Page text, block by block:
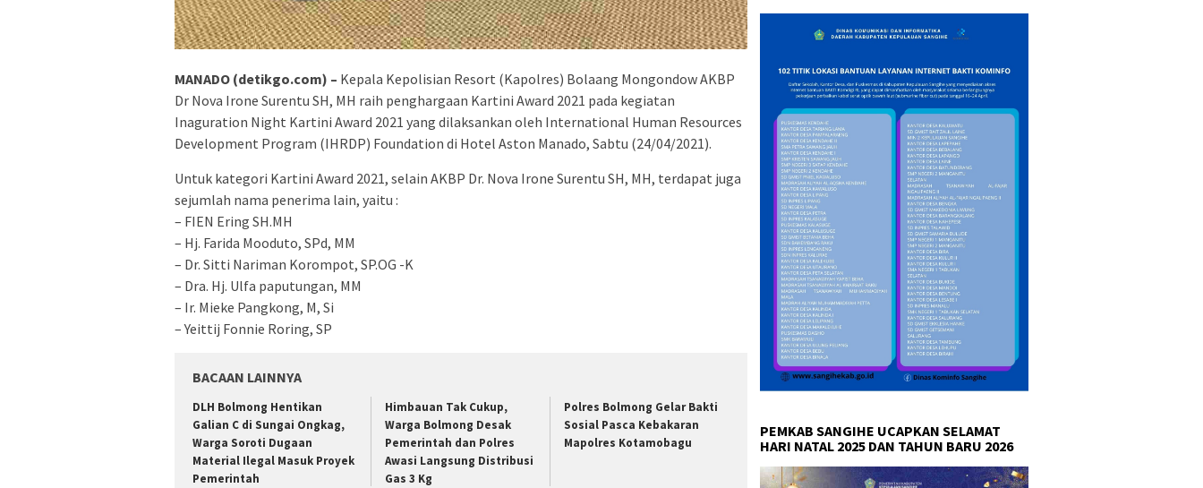
MANADO (detikgo.com) – Kepala Kepolisian Resort (Kapolres) Bolaang Mongondow AKBP
Dr Nova Irone Surentu SH, MH raih penghargaan Kartini Award 2021 pada kegiatan
Inaguration Night Kartini Award 2021 yang dilaksankan oleh International Human Resources
Development Program (IHRDP) Foundation di Hotel Aston Manado, Sabtu (24/04/2021).
Untuk kategori Kartini Award 2021, selain AKBP Dr. Nova Irone Surentu SH, MH, terdapat juga
sejumlah nama penerima lain, yaitu :
– FIEN Ering SH.MH
– Hj. Farida Mooduto, SPd, MM
– Dr. Sitti Nariman Korompot, SP.OG -K
– Dra. Hj. Ulfa paputungan, MM
– Ir. Mieke Pangkong, M, Si
– Yeittij Fonnie Roring, SP
BACAAN LAINNYA
DLH Bolmong Hentikan
Galian C di Sungai Ongkag,
Warga Soroti Dugaan
Material Ilegal Masuk Proyek
Pemerintah
Himbauan Tak Cukup,
Warga Bolmong Desak
Pemerintah dan Polres
Awasi Langsung Distribusi
Gas 3 Kg
Polres Bolmong Gelar Bakti
Sosial Pasca Kebakaran
Mapolres Kotamobagu
PEMKAB SANGIHE UCAPKAN SELAMAT
HARI NATAL 2025 DAN TAHUN BARU 2026